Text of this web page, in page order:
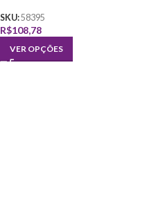
SKU:58395
R$108,78
VER OPÇÕES